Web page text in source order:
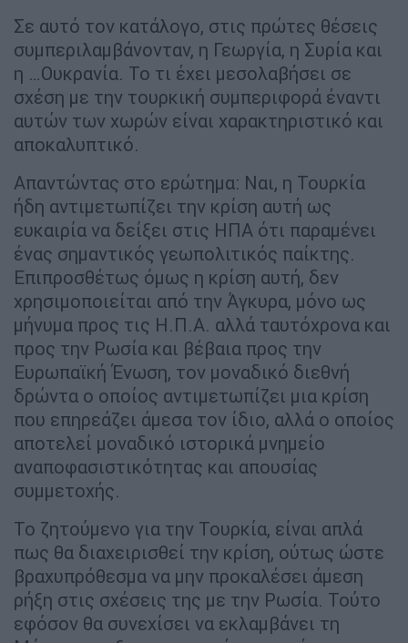
Σε αυτό τον κατάλογο, στις πρώτες θέσεις
συμπεριλαμβάνονταν, η Γεωργία, η Συρία και
η …Ουκρανία. Το τι έχει μεσολαβήσει σε
σχέση με την τουρκική συμπεριφορά έναντι
αυτών των χωρών είναι χαρακτηριστικό και
αποκαλυπτικό.
Απαντώντας στο ερώτημα: Ναι, η Τουρκία
ήδη αντιμετωπίζει την κρίση αυτή ως
ευκαιρία να δείξει στις ΗΠΑ ότι παραμένει
ένας σημαντικός γεωπολιτικός παίκτης.
Επιπροσθέτως όμως η κρίση αυτή, δεν
χρησιμοποιείται από την Άγκυρα, μόνο ως
μήνυμα προς τις Η.Π.Α. αλλά ταυτόχρονα και
προς την Ρωσία και βέβαια προς την
Ευρωπαϊκή Ένωση, τον μοναδικό διεθνή
δρώντα ο οποίος αντιμετωπίζει μια κρίση
που επηρεάζει άμεσα τον ίδιο, αλλά ο οποίος
αποτελεί μοναδικό ιστορικά μνημείο
αναποφασιστικότητας και απουσίας
συμμετοχής.
Το ζητούμενο για την Τουρκία, είναι απλά
πως θα διαχειρισθεί την κρίση, ούτως ώστε
βραχυπρόθεσμα να μην προκαλέσει άμεση
ρήξη στις σχέσεις της με την Ρωσία. Τούτο
εφόσον θα συνεχίσει να εκλαμβάνει τη